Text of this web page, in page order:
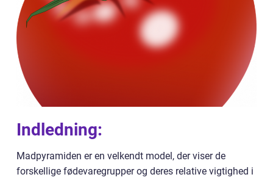
Indledning:
Madpyramiden er en velkendt model, der viser de
forskellige fødevaregrupper og deres relative vigtighed i